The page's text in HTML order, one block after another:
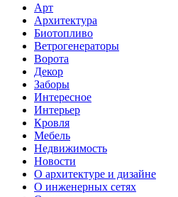
Арт
Архитектура
Биотопливо
Ветрогенераторы
Ворота
Декор
Заборы
Интересное
Интерьер
Кровля
Мебель
Недвижимость
Новости
О архитектуре и дизайне
О инженерных сетях